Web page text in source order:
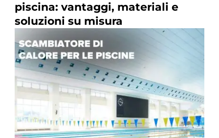
piscina: vantaggi, materiali e
soluzioni su misura
immagine